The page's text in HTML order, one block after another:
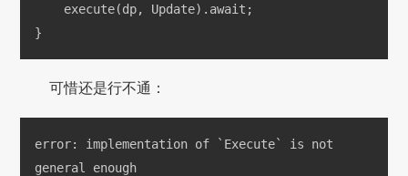
    execute(dp, Update).await;
}
可惜还是行不通：
error: implementation of `Execute` is not
general enough